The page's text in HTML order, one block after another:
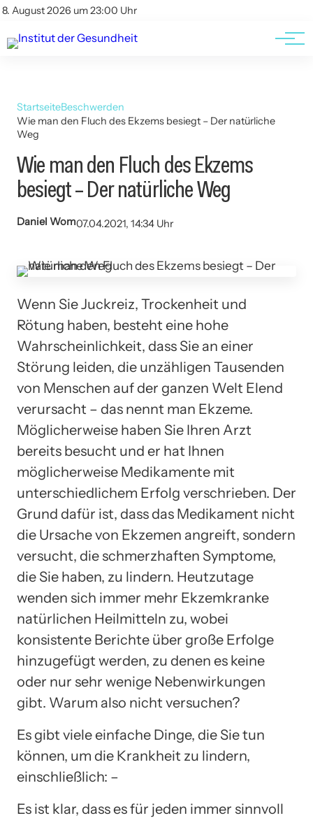
8. August 2026 um 23:00 Uhr
Kontakt
Kontakt
AGBs
StartseiteBeschwerden
Wie man den Fluch des Ekzems besiegt – Der natürliche
Weg
Wie man den Fluch des Ekzems
besiegt – Der natürliche Weg
Daniel Wom07.04.2021, 14:34 Uhr
Wenn Sie Juckreiz, Trockenheit und
Rötung haben, besteht eine hohe
Wahrscheinlichkeit, dass Sie an einer
Störung leiden, die unzähligen Tausenden
von Menschen auf der ganzen Welt Elend
verursacht – das nennt man Ekzeme.
Möglicherweise haben Sie Ihren Arzt
bereits besucht und er hat Ihnen
möglicherweise Medikamente mit
unterschiedlichem Erfolg verschrieben. Der
Grund dafür ist, dass das Medikament nicht
die Ursache von Ekzemen angreift, sondern
versucht, die schmerzhaften Symptome,
die Sie haben, zu lindern. Heutzutage
wenden sich immer mehr Ekzemkranke
natürlichen Heilmitteln zu, wobei
konsistente Berichte über große Erfolge
hinzugefügt werden, zu denen es keine
oder nur sehr wenige Nebenwirkungen
gibt. Warum also nicht versuchen?
Es gibt viele einfache Dinge, die Sie tun
können, um die Krankheit zu lindern,
einschließlich: –
Es ist klar, dass es für jeden immer sinnvoll